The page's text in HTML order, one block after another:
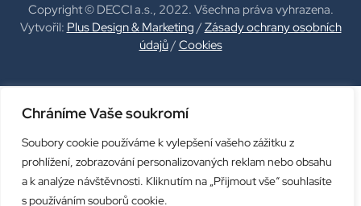
Chráníme Vaše soukromí
Soubory cookie používáme k vylepšení vašeho zážitku z
prohlížení, zobrazování personalizovaných reklam nebo obsahu
a k analýze návštěvnosti. Kliknutím na „Přijmout vše“ souhlasíte
s používáním souborů cookie.
Copyright © DECCI a.s., 2022. Všechna práva vyhrazena.
Vytvořil: Plus Design & Marketing /Zásady ochrany osobních
údajů/Cookies